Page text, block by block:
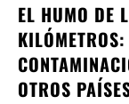
EL HUMO DE
OTROS